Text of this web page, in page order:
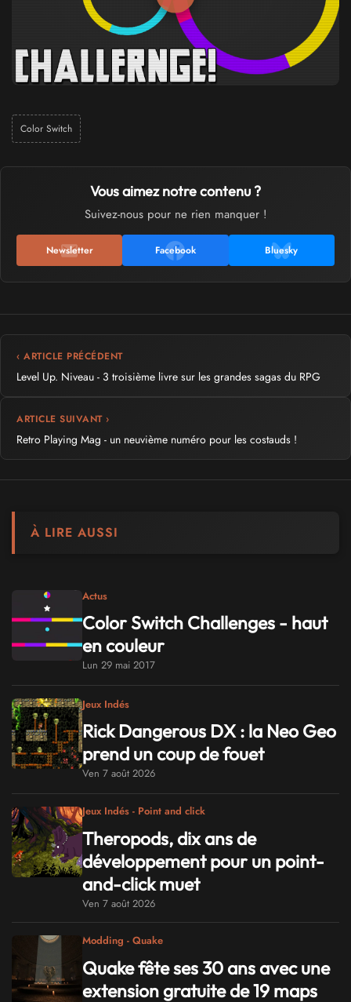
Color Switch
Vous aimez notre contenu ?
Suivez-nous pour ne rien manquer !
Newsletter Facebook Bluesky
‹ ARTICLE PRÉCÉDENT
Level Up. Niveau - 3 troisième livre sur les grandes sagas du RPG
ARTICLE SUIVANT ›
Retro Playing Mag - un neuvième numéro pour les costauds !
À LIRE AUSSI
Actus
Color Switch Challenges - haut
en couleur
Lun 29 mai 2017
Jeux Indés
Rick Dangerous DX : la Neo Geo
prend un coup de fouet
Ven 7 août 2026
Jeux Indés - Point and click
Theropods, dix ans de
développement pour un point-
and-click muet
Ven 7 août 2026
Modding - Quake
Quake fête ses 30 ans avec une
extension gratuite de 19 maps